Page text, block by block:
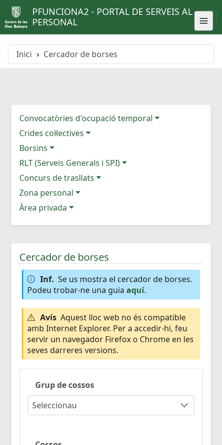
PFUNCIONA2 - PORTAL DE SERVEIS AL
PERSONAL
Inici Cercador de borses
Convocatòries d'ocupació temporal
Crides col·lectives
Borsins
RLT (Serveis Generals i SPI)
Concurs de trasllats
Zona personal
Àrea privada
Cercador de borses
Inf. Se us mostra el cercador de borses.
Podeu trobar-ne una guia aquí.
Avís Aquest lloc web no és compatible
amb Internet Explorer. Per a accedir-hi, feu
servir un navegador Firefox o Chrome en les
seves darreres versions.
Grup de cossos
Seleccionau